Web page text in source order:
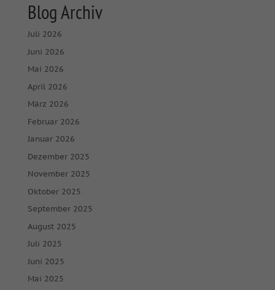
Blog Archiv
Juli 2026
Juni 2026
Mai 2026
April 2026
März 2026
Februar 2026
Januar 2026
Dezember 2025
November 2025
Oktober 2025
September 2025
August 2025
Juli 2025
Juni 2025
Mai 2025